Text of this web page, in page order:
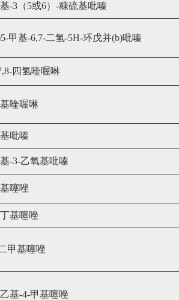
-3（5或6）-糠硫基吡嗪
甲基-6,7-二氢-5H-环戊并(b)吡嗪
四氢喹喔啉
喹喔啉
吡嗪
-3-乙氧基吡嗪
噻唑
基噻唑
甲基噻唑
基-4-甲基噻唑